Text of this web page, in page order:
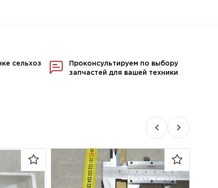
сельхоз
Проконсультируем по выбору
запчастей для вашей техники